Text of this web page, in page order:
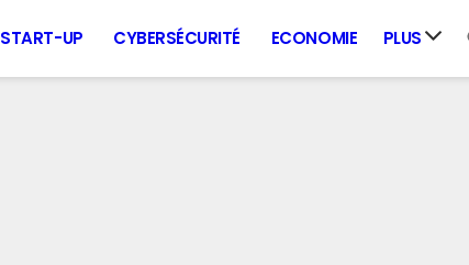
START-UP CYBERSÉCURITÉ ECONOMIE PLUS